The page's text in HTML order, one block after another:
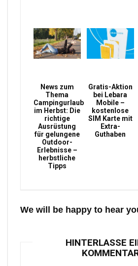
News zum
Thema
Campingurlaub
im Herbst: Die
richtige
Ausrüstung
für gelungene
Outdoor-
Erlebnisse –
herbstliche
Tipps
Gratis-Aktion
bei Lebara
Mobile –
kostenlose
SIM Karte mit
Extra-
Guthaben
We will be happy to hear
HINTERLASSE